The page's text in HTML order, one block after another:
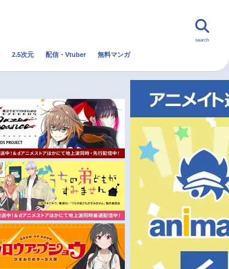
トレンド 無料マンガ
秋アニメ
冬アニメ
search
2.5次元 配信・Vtuber 無料マンガ